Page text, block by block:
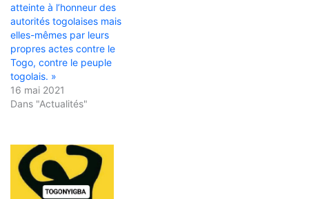
atteinte à l’honneur des
autorités togolaises mais
elles-mêmes par leurs
propres actes contre le
Togo, contre le peuple
togolais. »
16 mai 2021
Dans "Actualités"